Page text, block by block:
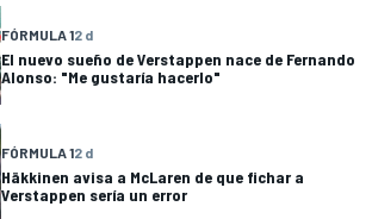
FÓRMULA 12 d
El nuevo sueño de Verstappen nace de Fernando
Alonso: "Me gustaría hacerlo"
FÓRMULA 12 d
Häkkinen avisa a McLaren de que fichar a
Verstappen sería un error